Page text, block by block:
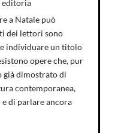
editoria
a Natale può
dei lettori sono
individuare un titolo
opere che, pur
già dimostrato di
contemporanea,
di parlare ancora